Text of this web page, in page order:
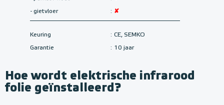
- gietvloer : ✘
Keuring : CE, SEMKO
Garantie : 10 jaar
Hoe wordt elektrische infrarood
folie geïnstalleerd?